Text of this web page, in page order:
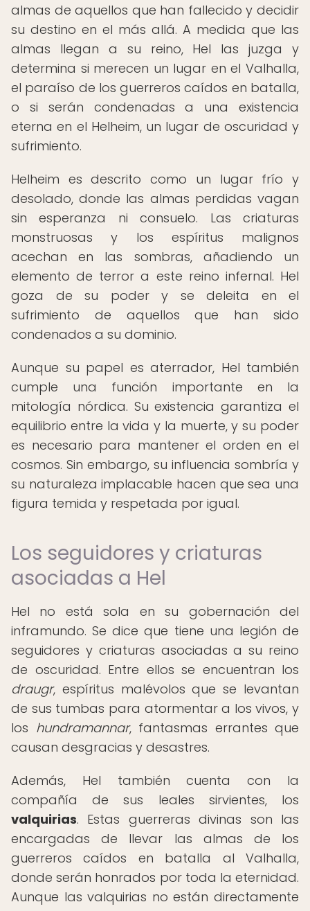
almas de aquellos que han fallecido y decidir
su destino en el más allá. A medida que las
almas llegan a su reino, Hel las juzga y
determina si merecen un lugar en el Valhalla,
el paraíso de los guerreros caídos en batalla,
o si serán condenadas a una existencia
eterna en el Helheim, un lugar de oscuridad y
sufrimiento.
Helheim es descrito como un lugar frío y
desolado, donde las almas perdidas vagan
sin esperanza ni consuelo. Las criaturas
monstruosas y los espíritus malignos
acechan en las sombras, añadiendo un
elemento de terror a este reino infernal. Hel
goza de su poder y se deleita en el
sufrimiento de aquellos que han sido
condenados a su dominio.
Aunque su papel es aterrador, Hel también
cumple una función importante en la
mitología nórdica. Su existencia garantiza el
equilibrio entre la vida y la muerte, y su poder
es necesario para mantener el orden en el
cosmos. Sin embargo, su influencia sombría y
su naturaleza implacable hacen que sea una
figura temida y respetada por igual.
Los seguidores y criaturas
asociadas a Hel
Hel no está sola en su gobernación del
inframundo. Se dice que tiene una legión de
seguidores y criaturas asociadas a su reino
de oscuridad. Entre ellos se encuentran los
draugr, espíritus malévolos que se levantan
de sus tumbas para atormentar a los vivos, y
los hundramannar, fantasmas errantes que
causan desgracias y desastres.
Además, Hel también cuenta con la
compañía de sus leales sirvientes, los
valquirias. Estas guerreras divinas son las
encargadas de llevar las almas de los
guerreros caídos en batalla al Valhalla,
donde serán honrados por toda la eternidad.
Aunque las valquirias no están directamente